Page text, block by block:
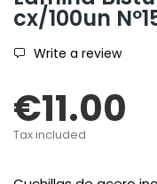
cx/100un
Write a review
€11.00
Tax included